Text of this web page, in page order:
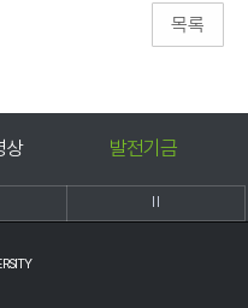
기금 호서신문고